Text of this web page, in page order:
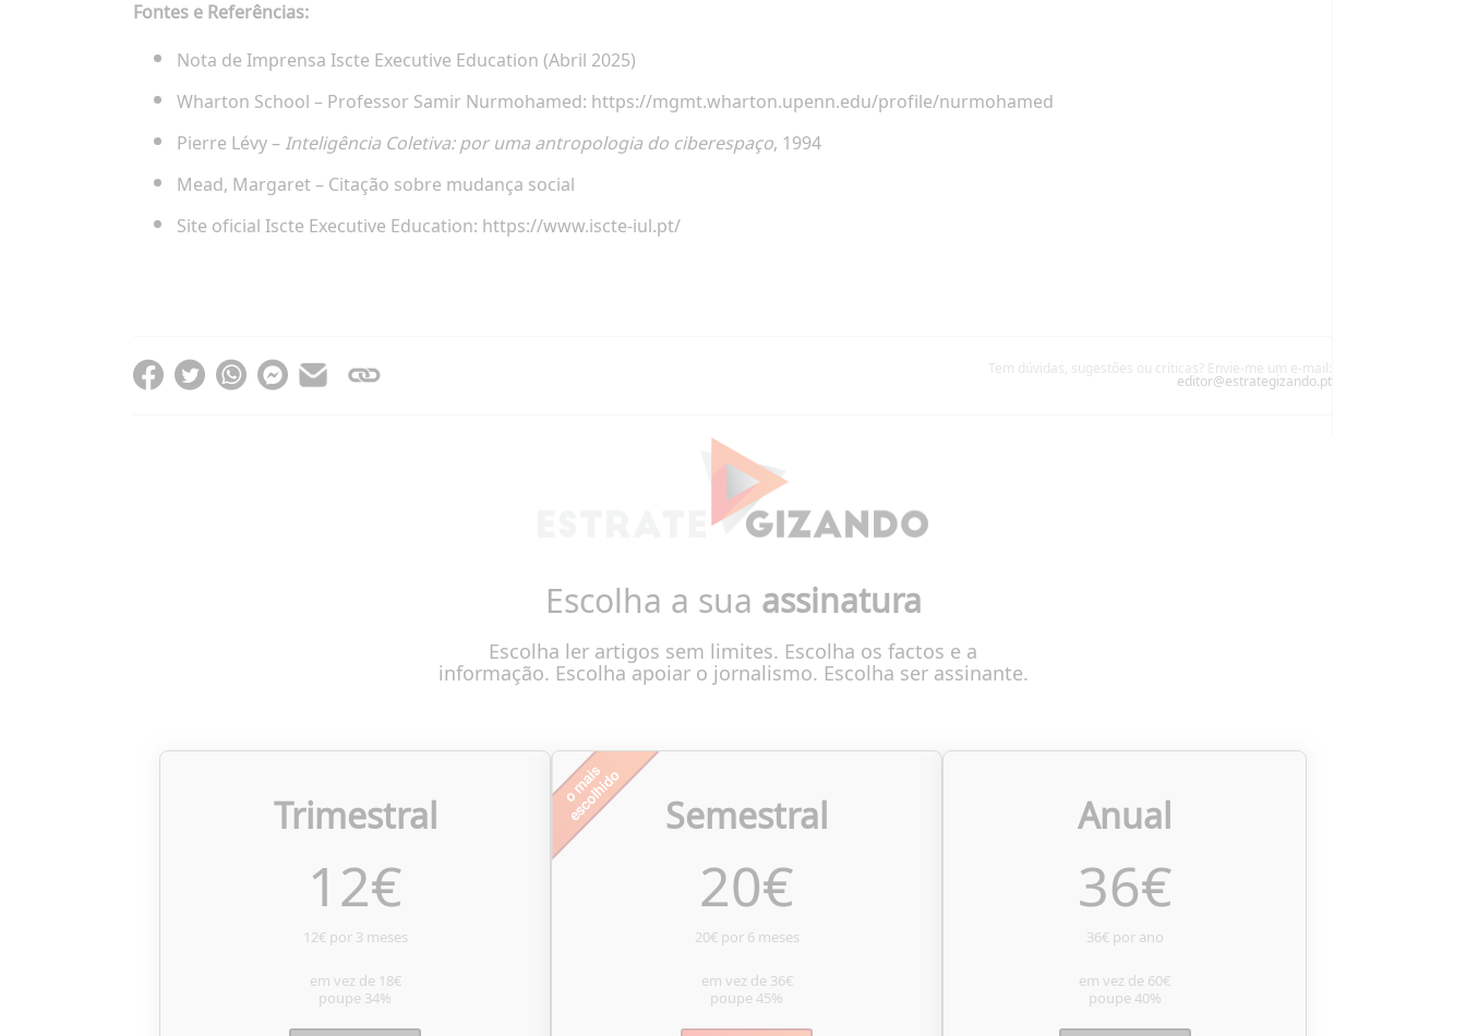
Fontes e Referências:
Nota de Imprensa Iscte Executive Education (Abril 2025)
Wharton School – Professor Samir Nurmohamed: https://mgmt.wharton.upenn.edu/profile/nurmohamed
Pierre Lévy –Inteligência Coletiva: por uma antropologia do ciberespaço, 1994
Mead, Margaret – Citação sobre mudança social
Site oficial Iscte Executive Education: https://www.iscte-iul.pt/
Tem dúvidas, sugestões ou críticas? Envie-me um e-mail:
editor@estrategizando.pt
Escolha a sua assinatura
Escolha ler artigos sem limites. Escolha os factos e a
informação. Escolha apoiar o jornalismo. Escolha ser assinante.
Trimestral
12€
12€ por 3 meses
em vez de 18€
poupe 34%
Semestral
20€
20€ por 6 meses
em vez de 36€
poupe45%
Anual
36€
36€ por ano
em vez de 60€
poupe40%